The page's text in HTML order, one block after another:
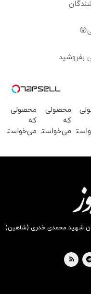
بفروشید
محصولی
که
می‌خواستی
محصولی
که
می‌خواستی
شهید محمدی خدری (شاهین)